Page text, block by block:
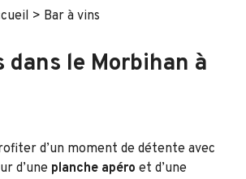
> Bar à vins
dans le Morbihan à
d’un moment de détente avec
d’une planche apéro et d’une